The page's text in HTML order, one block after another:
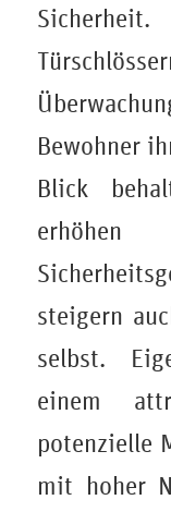
Bewohner
Blick
steigern
selbst.
einem
potenzielle
mit hoher